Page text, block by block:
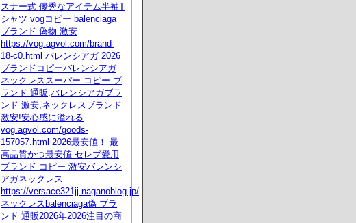
スナー式 優秀なアイテム半袖T
シャツ vogコピー balenciaga
ブランド 偽物 激安
https://vog.agvol.com/brand-
18-c0.html バレンシアガ 2026
ブランドコピーバレンシアガ
ネックレススーパー コピー ブ
ランド 通販,バレンシアガブラ
ンド 激安,ネックレスブランド
激安!安心感に溢れる
vog.agvol.com/goods-
157057.html 2026最安値！ 最
高品質かつ最安値 セレブ愛用
ブランド コピー 激安バレンシ
アガネックレス
https://versace321jj.naganoblog.jp/
ネックレスbalenciaga偽 ブラ
ンド 通販2026年2026注目の商